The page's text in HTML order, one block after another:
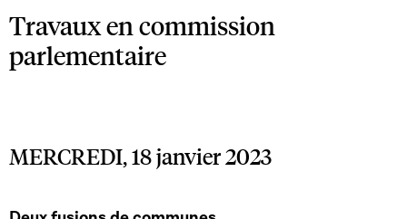
Travaux en commission
parlementaire
MERCREDI, 18 janvier 2023